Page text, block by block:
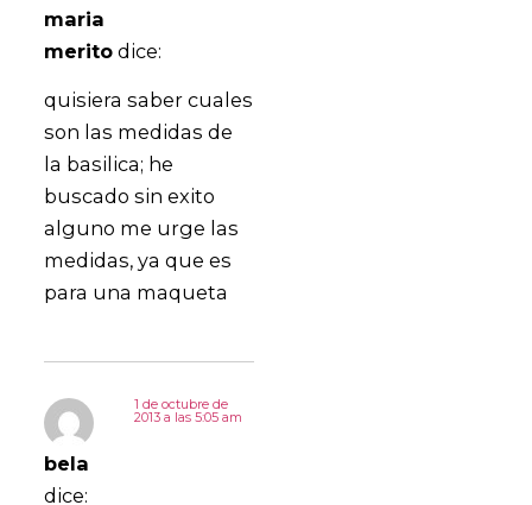
maria
merito dice:
quisiera saber cuales
son las medidas de
la basilica; he
buscado sin exito
alguno me urge las
medidas, ya que es
para una maqueta
bela
dice:
1 de octubre de
2013 a las 5:05 am